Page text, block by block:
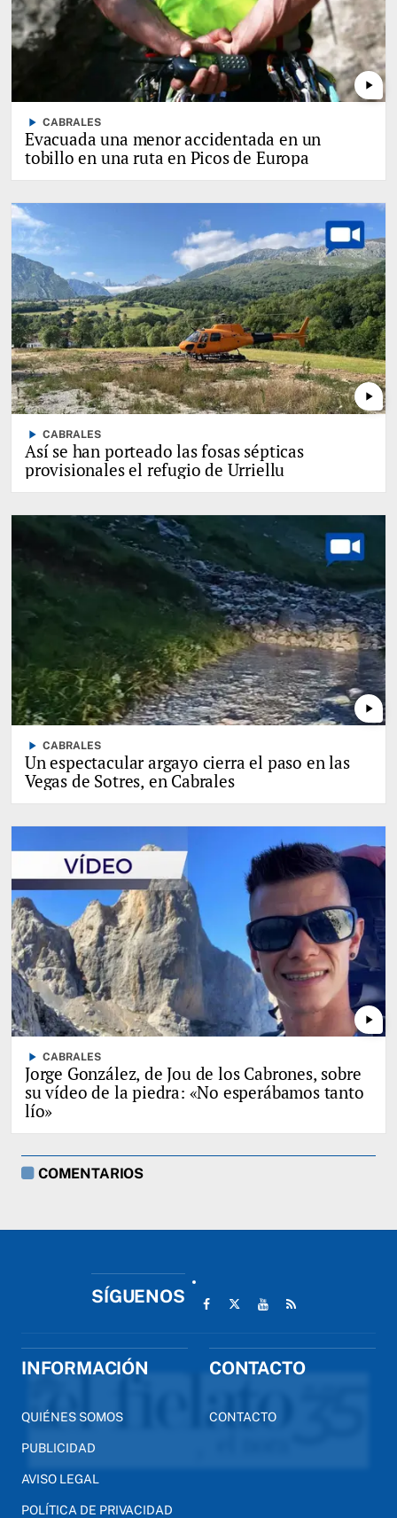
play_arrow
play_arrow CABRALES
Evacuada una menor accidentada en un
tobillo en una ruta en Picos de Europa
play_arrow
play_arrow CABRALES
Así se han porteado las fosas sépticas
provisionales el refugio de Urriellu
play_arrow
play_arrow CABRALES
Un espectacular argayo cierra el paso en las
Vegas de Sotres, en Cabrales
play_arrow
play_arrow CABRALES
Jorge González, de Jou de los Cabrones, sobre
su vídeo de la piedra: «No esperábamos tanto
lío»
COMENTARIOS
SÍGUENOS
INFORMACIÓN
QUIÉNES SOMOS
PUBLICIDAD
AVISO LEGAL
POLÍTICA DE PRIVACIDAD
CONTACTO
CONTACTO